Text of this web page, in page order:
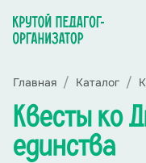
Главная Каталог
Квесты ко
единства